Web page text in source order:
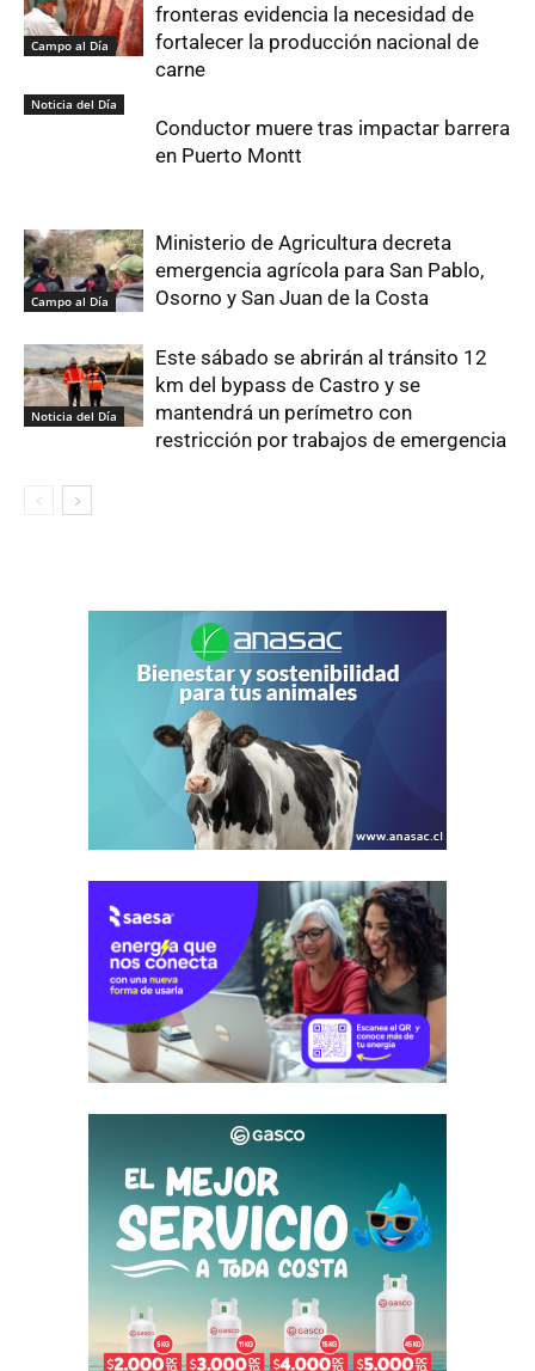
Campo al Día
fronteras evidencia la necesidad de
fortalecer la producción nacional de
carne
Noticia del Día
Conductor muere tras impactar barrera
en Puerto Montt
Campo al Día
Ministerio de Agricultura decreta
emergencia agrícola para San Pablo,
Osorno y San Juan de la Costa
Noticia del Día
Este sábado se abrirán al tránsito 12
km del bypass de Castro y se
mantendrá un perímetro con
restricción por trabajos de emergencia